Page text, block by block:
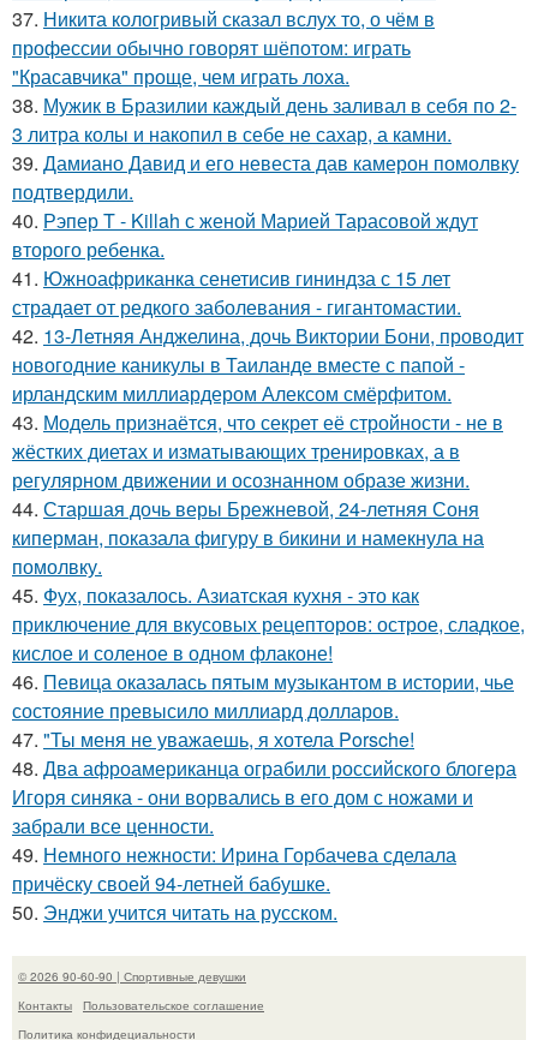
37. Никита кологривый сказал вслух то, о чём в
профессии обычно говорят шёпотом: играть
"Красавчика" проще, чем играть лоха.
38. Мужик в Бразилии каждый день заливал в себя по 2-
3 литра колы и накопил в себе не сахар, а камни.
39. Дамиано Давид и его невеста дав камерон помолвку
подтвердили.
40. Рэпер T - Killah с женой Марией Тарасовой ждут
второго ребенка.
41. Южноафриканка сенетисив гининдза с 15 лет
страдает от редкого заболевания - гигантомастии.
42. 13-Летняя Анджелина, дочь Виктории Бони, проводит
новогодние каникулы в Таиланде вместе с папой -
ирландским миллиардером Алексом смёрфитом.
43. Модель признаётся, что секрет её стройности - не в
жёстких диетах и изматывающих тренировках, а в
регулярном движении и осознанном образе жизни.
44. Старшая дочь веры Брежневой, 24-летняя Соня
киперман, показала фигуру в бикини и намекнула на
помолвку.
45. Фух, показалось. Азиатская кухня - это как
приключение для вкусовых рецепторов: острое, сладкое,
кислое и соленое в одном флаконе!
46. Певица оказалась пятым музыкантом в истории, чье
состояние превысило миллиард долларов.
47. "Ты меня не уважаешь, я хотела Porsche!
48. Два афроамериканца ограбили российского блогера
Игоря синяка - они ворвались в его дом с ножами и
забрали все ценности.
49. Немного нежности: Ирина Горбачева сделала
причёску своей 94-летней бабушке.
50. Энджи учится читать на русском.
© 2026 90-60-90 | Спортивные девушки
Контакты
Пользовательское соглашение
Политика конфидециальности